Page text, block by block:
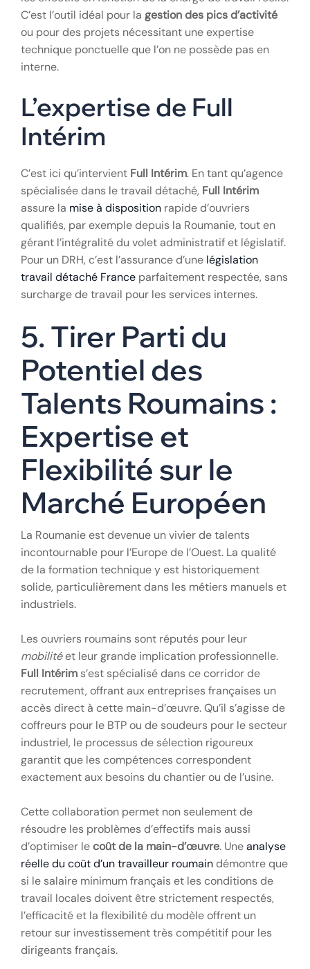
C’est l’outil idéal pour la gestion des pics d’activité
ou pour des projets nécessitant une expertise
technique ponctuelle que l’on ne possède pas en
interne.
L’expertise de Full
Intérim
C’est ici qu’intervient Full Intérim. En tant qu’agence
spécialisée dans le travail détaché, Full Intérim
assure la mise à disposition rapide d’ouvriers
qualifiés, par exemple depuis la Roumanie, tout en
gérant l’intégralité du volet administratif et législatif.
Pour un DRH, c’est l’assurance d’une législation
travail détaché France parfaitement respectée, sans
surcharge de travail pour les services internes.
5. Tirer Parti du
Potentiel des
Talents Roumains :
Expertise et
Flexibilité sur le
Marché Européen
La Roumanie est devenue un vivier de talents
incontournable pour l’Europe de l’Ouest. La qualité
de la formation technique y est historiquement
solide, particulièrement dans les métiers manuels et
industriels.
Les ouvriers roumains sont réputés pour leur
mobilitéet leur grande implication professionnelle.
Full Intérim s’est spécialisé dans ce corridor de
recrutement, offrant aux entreprises françaises un
accès direct à cette main-d’œuvre. Qu’il s’agisse de
coffreurs pour le BTP ou de soudeurs pour le secteur
industriel, le processus de sélection rigoureux
garantit que les compétences correspondent
exactement aux besoins du chantier ou de l’usine.
Cette collaboration permet non seulement de
résoudre les problèmes d’effectifs mais aussi
d’optimiser lecoût de la main-d’œuvre. Uneanalyse
réelle du coût d’un travailleur roumaindémontre que
si le salaire minimum français et les conditions de
travail locales doivent être strictement respectés,
l’efficacité et la flexibilité du modèle offrent un
retour sur investissement très compétitif pour les
dirigeants français.